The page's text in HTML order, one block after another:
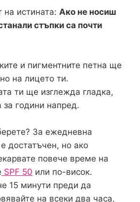
истината: Ако не носиш
стъпки са почти
и пигментните петна ще
на лицето ти.
ти ще изглежда гладка,
за години напред.
За ежедневна
достатъчен, но ако
повече време на
SPF 50 или по-висок.
15 минути преди да
на всеки два часа,